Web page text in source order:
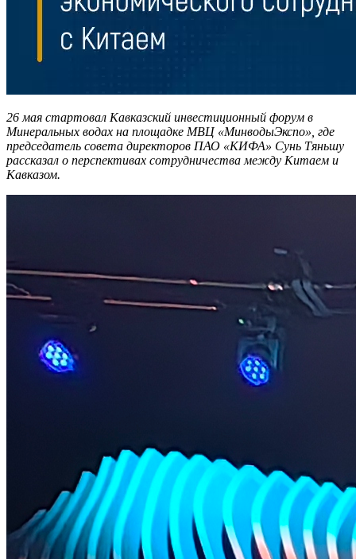
26 мая стартовал Кавказский инвестиционный форум в
Минеральных водах на площадке МВЦ «МинводыЭкспо», где
председатель совета директоров ПАО «КИФА» Сунь Тяньшу
рассказал о перспективах сотрудничества между Китаем и
Кавказом.